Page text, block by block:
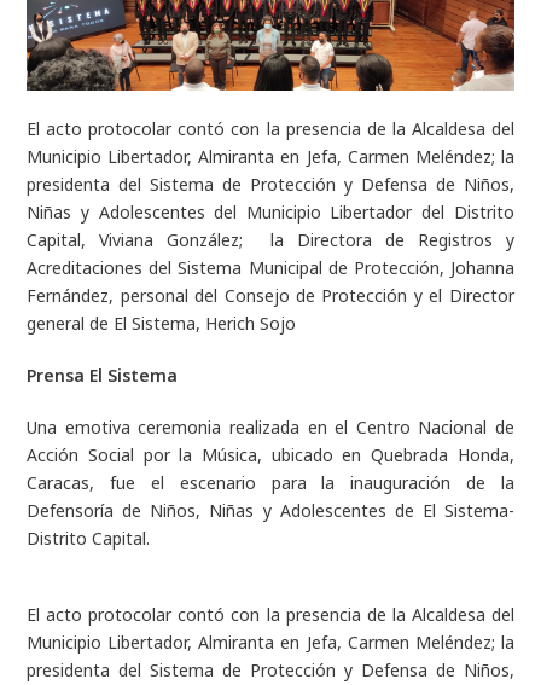
El acto protocolar contó con la presencia de la Alcaldesa del
Municipio Libertador, Almiranta en Jefa, Carmen Meléndez; la
presidenta del Sistema de Protección y Defensa de Niños,
Niñas y Adolescentes del Municipio Libertador del Distrito
Capital, Viviana González; la Directora de Registros y
Acreditaciones del Sistema Municipal de Protección, Johanna
Fernández, personal del Consejo de Protección y el Director
general de El Sistema, Herich Sojo
Prensa El Sistema
Una emotiva ceremonia realizada en el Centro Nacional de
Acción Social por la Música, ubicado en Quebrada Honda,
Caracas, fue el escenario para la inauguración de la
Defensoría de Niños, Niñas y Adolescentes de El Sistema-
Distrito Capital.
El acto protocolar contó con la presencia de la Alcaldesa del
Municipio Libertador, Almiranta en Jefa, Carmen Meléndez; la
presidenta del Sistema de Protección y Defensa de Niños,